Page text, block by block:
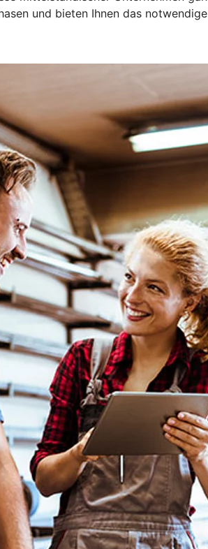
und bieten Ihnen das